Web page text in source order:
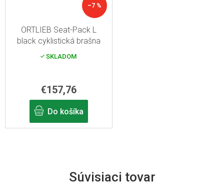
Súvisiaci tovar
–7 %
ORTLIEB Seat-Pack L
black cyklistická brašna
pod sedlo
SKLADOM
€157,76
Do košíka